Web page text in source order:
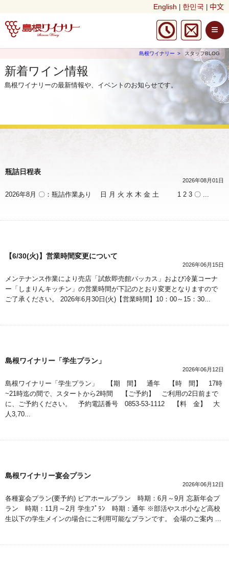
English 한민국 中文
≡
島根ワイナリー スタッフBLOG
新着ワイン情報
島根ワイナリーの最新情報や、イベントのお知らせです。
瓶詰日程表
2026年08月01日
2026年8月 〇：瓶詰作業あり 日 月 火 水 木 金 土 1 2 3 〇 ...
【6/30(火)】営業時間変更について
2026年06月15日
メンテナンス作業により売店「試飲即売館バッカス」および冷菓コーナ
ー「しまりんキッチン」の営業時間が下記のとおり変更となりますので
ご了承ください。 2026年6月30日(火)【営業時間】10：00～15：30...
島根ワイナリー「学生プラン」
2026年06月12日
島根ワイナリー「学生プラン」 【期 間】 通年 【時 間】 17時
~21時迄の間で、スタートから2時間 【ご予約】 ご利用の2日前まで
に、ご予約ください。 予約電話番号 0853-53-1112 【料 金】 大
人3,70...
島根ワイナリー宴会プラン
2026年06月12日
各種宴会プラン(要予約) ビアホールプラン 時期：6月～9月 忘新年会プ
ラン 時期：11月～2月 学生ﾌﾟﾗﾝ 時期：通年 ※部活やスポ小など高校
生以下の学生メインの場合にご利用可能なプランです。 会場のご案内 ...